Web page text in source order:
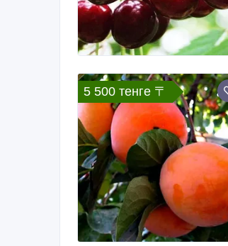
5 500 тенге 〒